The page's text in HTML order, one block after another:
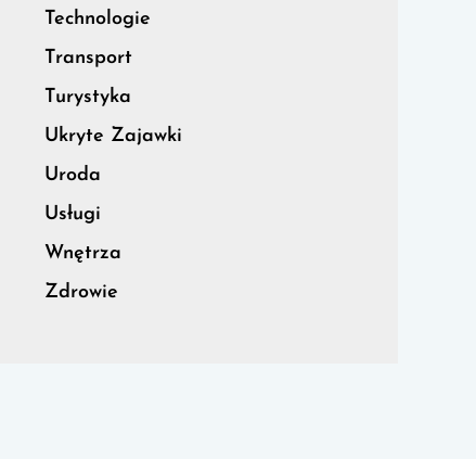
Technologie
Transport
Turystyka
Ukryte Zajawki
Uroda
Usługi
Wnętrza
Zdrowie